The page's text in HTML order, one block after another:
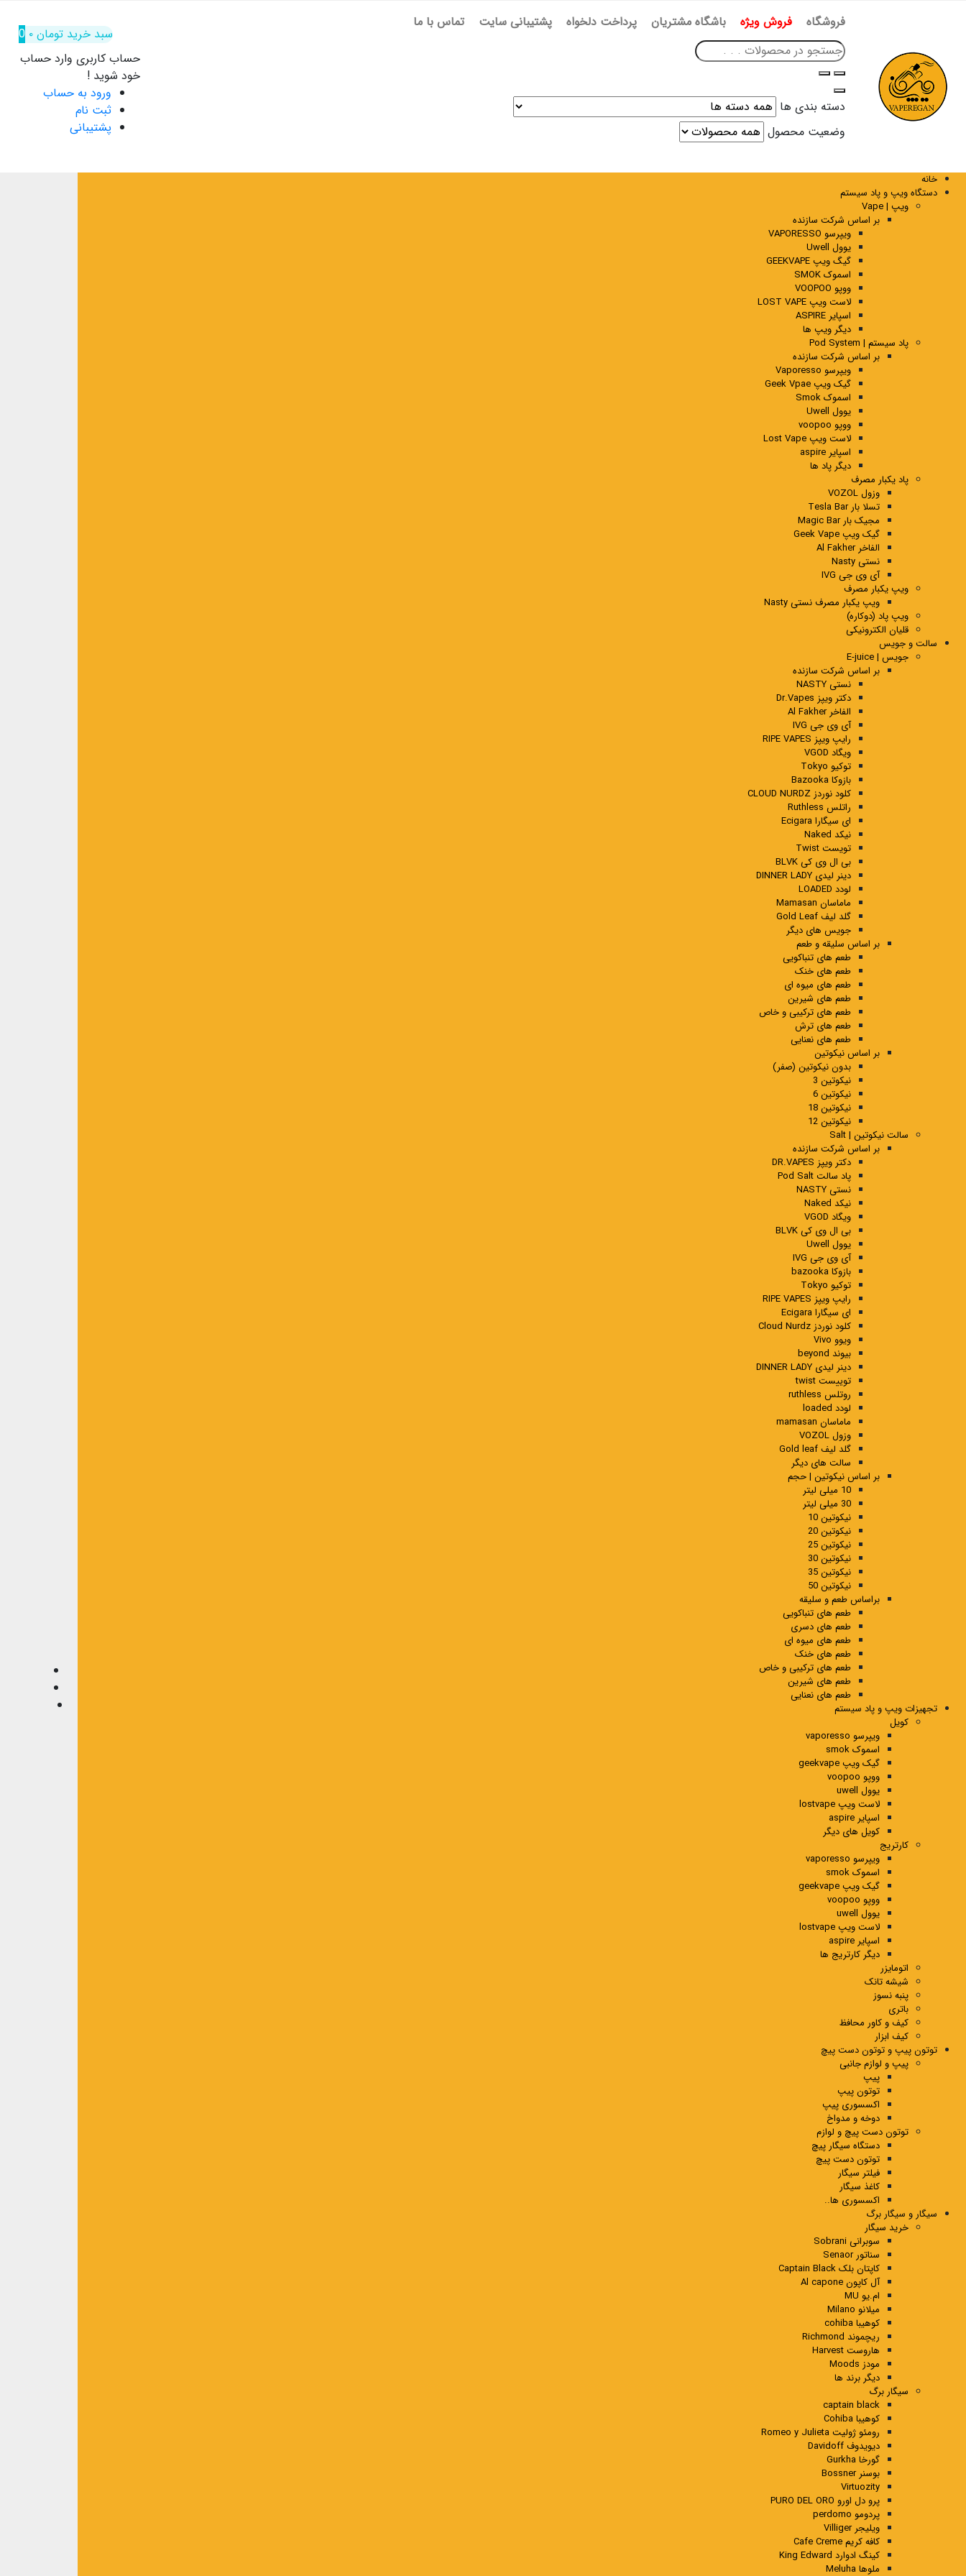
فروشگاه فروش ویژه باشگاه مشتریان پرداخت دلخواه پشتیبانی سایت تماس با ما
دسته بندی ها
وضعیت محصول
سبد خرید تومان۰
0
حساب کاربری وارد حساب
خود شوید !
ورود به حساب
ثبت نام
پشتیبانی
خانه
دستگاه ویپ و پاد سیستم
ویپ | Vape
بر اساس شرکت سازنده
ویپرسو VAPORESSO
یوول Uwell
گیگ ویپ GEEKVAPE
اسموک SMOK
ووپو VOOPOO
لاست ویپ LOST VAPE
اسپایر ASPIRE
دیگر ویپ ها
پاد سیستم | Pod System
بر اساس شرکت سازنده
ویپرسو Vaporesso
گیک ویپ Geek Vpae
اسموک Smok
یوول Uwell
ووپو voopoo
لاست ویپ Lost Vape
اسپایر aspire
دیگر پاد ها
پاد یکبار مصرف
وزول VOZOL
تسلا بار Tesla Bar
مجیک بار Magic Bar
گیک ویپ Geek Vape
الفاخر Al Fakher
نستی Nasty
آی وی جی IVG
ویپ یکبار مصرف
ویپ یکبار مصرف نستی Nasty
ویپ پاد (دوکاره)
قلیان الکترونیکی
سالت و جویس
جویس | E-juice
بر اساس شرکت سازنده
نستی NASTY
دکتر ویپز Dr.Vapes
الفاخر Al Fakher
آی وی جی IVG
رایپ ویپز RIPE VAPES
ویگاد VGOD
توکیو Tokyo
بازوکا Bazooka
کلود نوردز CLOUD NURDZ
راتلس Ruthless
ای سیگارا Ecigara
نیکد Naked
تویست Twist
بی ال وی کی BLVK
دینر لیدی DINNER LADY
لودد LOADED
ماماسان Mamasan
گلد لیف Gold Leaf
جویس های دیگر
بر اساس سلیقه و طعم
طعم های تنباکویی
طعم های خنک
طعم های میوه ای
طعم های شیرین
طعم های ترکیبی و خاص
طعم های ترش
طعم های نعنایی
بر اساس نیکوتین
بدون نیکوتین (صفر)
نیکوتین 3
نیکوتین 6
نیکوتین 18
نیکوتین 12
سالت نیکوتین | Salt
بر اساس شرکت سازنده
دکتر ویپز DR.VAPES
پاد سالت Pod Salt
نستی NASTY
نیکد Naked
ویگاد VGOD
بی ال وی کی BLVK
یوول Uwell
آی وی جی IVG
بازوکا bazooka
توکیو Tokyo
رایپ ویپز RIPE VAPES
ای سیگارا Ecigara
کلود نوردز Cloud Nurdz
ویوو Vivo
بیوند beyond
دینر لیدی DINNER LADY
توییست twist
روتلس ruthless
لودد loaded
ماماسان mamasan
وزول VOZOL
گلد لیف Gold leaf
سالت های دیگر
بر اساس نیکوتین | حجم
10 میلی لیتر
30 میلی لیتر
نیکوتین 10
نیکوتین 20
نیکوتین 25
نیکوتین 30
نیکوتین 35
نیکوتین 50
براساس طعم و سلیقه
طعم های تنباکویی
طعم های دسری
طعم های میوه ای
طعم های خنک
طعم های ترکیبی و خاص
طعم های شیرین
طعم های نعنایی
تجهیزات ویپ و پاد سیستم
کویل
ویپرسو vaporesso
اسموک smok
گیک ویپ geekvape
ووپو voopoo
یوول uwell
لاست ویپ lostvape
اسپایر aspire
کویل های دیگر
کارتریج
ویپرسو vaporesso
اسموک smok
گیک ویپ geekvape
ووپو voopoo
یوول uwell
لاست ویپ lostvape
اسپایر aspire
دیگر کارتریج ها
اتومایزر
شیشه تانک
پنبه نسوز
باتری
کیف و کاور محافظ
کیف ابزار
توتون پیپ و توتون دست پیچ
پیپ و لوازم جانبی
پیپ
توتون پیپ
اکسسوری پیپ
دوخه و مدواخ
توتون دست پیچ و لوازم
دستگاه سیگار پیچ
توتون دست پیچ
فیلتر سیگار
کاغذ سیگار
اکسسوری ها..
سیگار و سیگار برگ
خرید سیگار
سوبرانی Sobrani
سناتور Senaor
کاپتان بلک Captain Black
آل کاپون Al capone
ام.یو MU
میلانو Milano
کوهیبا cohiba
ریچموند Richmond
هاروست Harvest
مودز Moods
دیگر برند ها
سیگار برگ
captain black
کوهیبا Cohiba
رومئو ژولیت Romeo y Julieta
دیویدوف Davidoff
گورخا Gurkha
بوسنر Bossner
Virtuozity
پرو دل اورو PURO DEL ORO
پردومو perdomo
ویلیجر Villiger
کافه کریم Cafe Creme
کینگ ادوارد King Edward
ملوها Meluha